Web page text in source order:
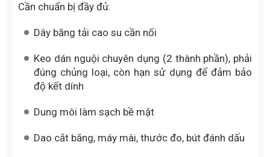
Cần chuẩn bị đầy đủ:
Dây băng tải cao su cần nối
Keo dán nguội chuyên dụng (2 thành phần), phải
đúng chủng loại, còn hạn sử dụng để đảm bảo
độ kết dính
Dung môi làm sạch bề mặt
Dao cắt băng, máy mài, thước đo, bút đánh dấu